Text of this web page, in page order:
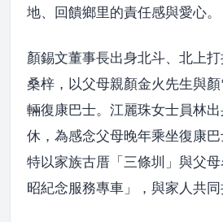
地、回饋鄉里的責任感與愛心。
顏錫文董事長出身北斗、北上
桑梓，以父母親顏金火先生與
輛復康巴士。江麗珠女士員林
休，為感念父母晚年乘坐復康巴
特以家族古厝「三條圳」與父
昭紀念服務專車」，與家人共同